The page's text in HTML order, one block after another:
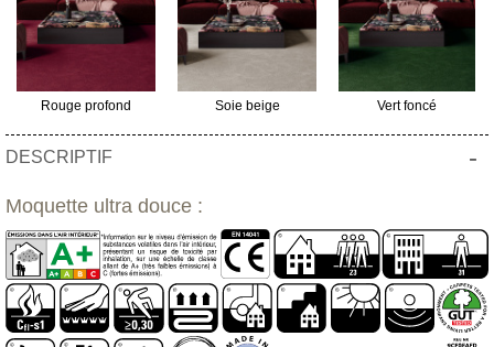
Rouge profond Soie beige Vert foncé
DESCRIPTIF -
Moquette ultra douce :